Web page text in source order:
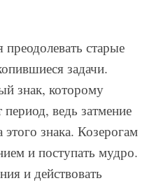
старые
задачи.
знак, которому
период, ведь затмение
знака. Козерогам
и поступать мудро.
и действовать